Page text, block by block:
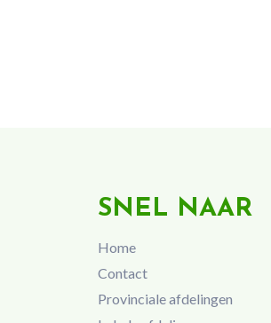
SNEL NAAR
Home
Contact
Provinciale afdelingen